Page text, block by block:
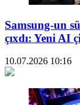
Samsung-un
çıxdı: Yeni AI
10.07.2026 10:16